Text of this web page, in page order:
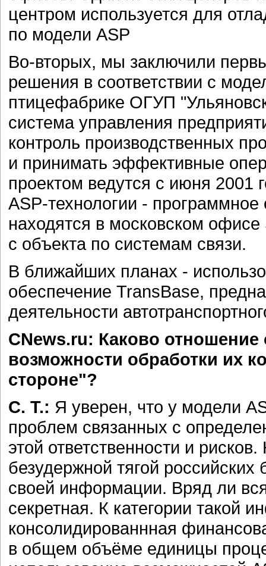
центром используется для
по модели ASP
Во-вторых, мы заключили
решения в соответствии с
птицефабрике ОГУП
система управления
контроль производственных
и принимать эффективные
проектом ведутся с июня 2001
ASP-технологии - программное
находятся в московском
с объекта по системам связи.
В ближайших планах -
обеспечение TransBase,
деятельности
CNews.ru: Каково отношение
возможности обработки их
стороне"?
С. Т.: Я уверен, что у модели
проблем связанных с
этой ответственности и
безудержной тягой российских
своей информации. Вряд ли
секретная. К категории такой
консолидированнная
в общем объёме единицы